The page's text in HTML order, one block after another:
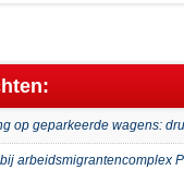
op geparkeerde wagens:
arbeidsmigrantencomplex